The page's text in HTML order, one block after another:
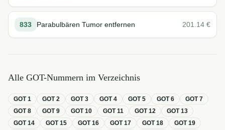
833 Parabulbären Tumor entfernen 201.14 €
Alle GOT-Nummern im Verzeichnis
GOT1 GOT2 GOT3 GOT4 GOT5 GOT6 GOT7
GOT8 GOT9 GOT10 GOT11 GOT12 GOT13
GOT14 GOT15 GOT16 GOT17 GOT18 GOT19